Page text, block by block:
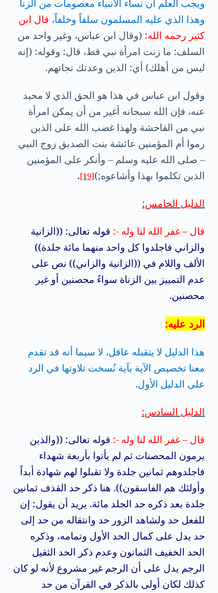
ويجب العلم أن نساء الأنبياء معصومات من الزنا
وهذا الذي عليه المسلمون سلفاً وخلفاً، قال ابن
كثير رحمه الله: (وقال ابن عباس، وغير واحد من
السلف: ما زنت امرأة نبي قط، قال: وقوله: (إنه
ليس من أهلك) أي: الذين وعدتك نجاتهم.
وقول ابن عباس في هذا هو الحق الذي لا محيد
عنه، فإن الله سبحانه أغير من أن يمكن امرأة
نبي من الفاحشة ولهذا غضب الله على الذين
رموا أم المؤمنين عائشة بنت الصديق زوج النبي
– صلى الله عليه وسلم – وأنكر على المؤمنين
الذين تكلموا بهذا وأشاعوه;)[19]
.
الدليل الخامس:
قال – غفر الله لنا وله -: قوله تعالى: ((الزانية
والزاني فاجلدوا كل واحد منهما مائة جلدة))
الألف واللام في ((الزانية والزاني)) نص على
عدم التمييز بين الزناة سواءً محصنين أو غير
محصنين.
الرد عليه:
هذا الدليل لا يتقبله عاقل، لا سيما أنه قد تقدم
معنا تخصيص الآية بآية نُسخت تلاوتها في الرد
على الدليل الأول.
الدليل السادس:
قال – غفر الله لنا وله -: قوله تعالى: ((والذين
يرمون المحصنات ثم لم يأتوا بأربعة شهداء
فاجلدوهم ثمانين جلدة ولا تقبلوا لهم شهادة أبداً
وأولئك هم الفاسقون)). هنا ذكر حد القذف ثمانين
جلدة بعد ذكره حد الجلد مائة. يريد أن يقول: إن
للفعل حد ولشاهد الزور حد وانتقاله من حد إلى
حد يدل على كمال الحد الأول وتمامه، وذكره
الحد الخفيف الثمانون وعدم ذكر الحد الثقيل
الرجم يدل على أن الرجم غير مشروع لأنه لو كان
كذلك لكان أولى بالذكر في القرآن من حد